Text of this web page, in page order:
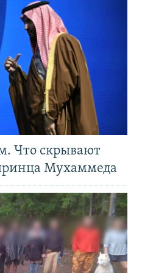
Что скрывают
Мухаммеда